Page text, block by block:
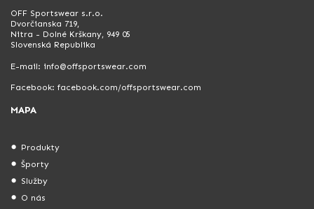
OFF Sportswear s.r.o.
Dvorčianska 719,
Nitra - Dolné Krškany, 949 05
Slovenská Republika
E-mail: info@offsportswear.com
Facebook: facebook.com/offsportswear.com
MAPA
Produkty
Športy
Služby
O nás